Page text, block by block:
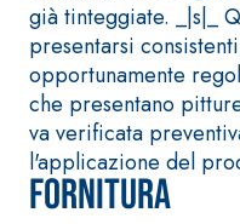
già tinteggiate. _|s|_
presentarsi
opportunamente
che presentano
va verificata
l'applicazione del
Fornitura
Sistema RIPRISTINO
CALCESTRUZZO